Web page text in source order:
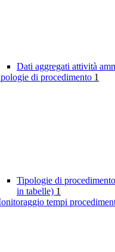
Dati aggregati attività
di procedimento 1
Tipologie di
in tabelle) 1
tempi